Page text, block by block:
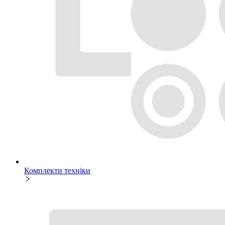
Комплекти техніки